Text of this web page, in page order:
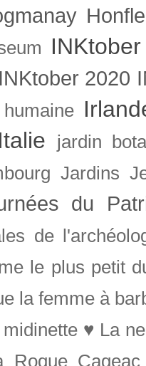
INKtober
INKtober 2020
Italie
jardin
Jardins
du
de
le plus petit
la femme à
♥ La
Roque Cageac